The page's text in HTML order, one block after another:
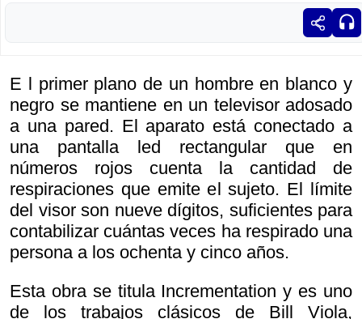
E l primer plano de un hombre en blanco y
negro se mantiene en un televisor adosado
a una pared. El aparato está conectado a
una pantalla led rectangular que en
números rojos cuenta la cantidad de
respiraciones que emite el sujeto. El límite
del visor son nueve dígitos, suficientes para
contabilizar cuántas veces ha respirado una
persona a los ochenta y cinco años.
Esta obra se titula Incrementation y es uno
de los trabajos clásicos de Bill Viola,